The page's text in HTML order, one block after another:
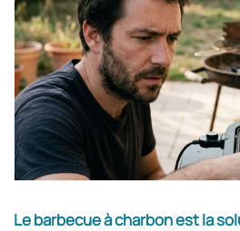
Le barbecue à charbon est la